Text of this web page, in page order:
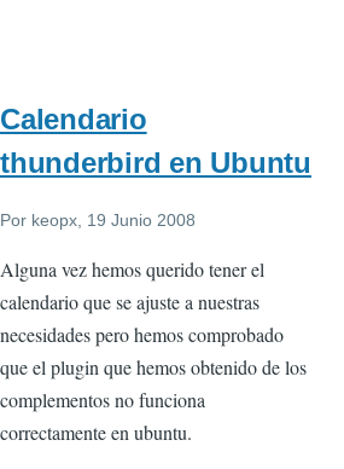
Calendario
thunderbird en Ubuntu
Por keopx , 19 Junio 2008
Alguna vez hemos querido tener el
calendario que se ajuste a nuestras
necesidades pero hemos comprobado
que el plugin que hemos obtenido de los
complementos no funciona
correctamente en ubuntu.